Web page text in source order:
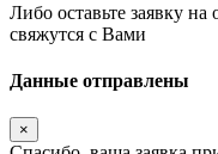
Либо оставьте заявку
свяжутся с Вами
Данные отправлены
×